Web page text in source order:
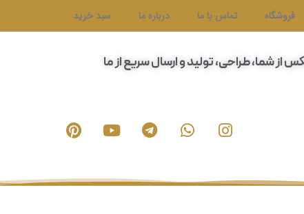
فروشگاه تماس با ما درباره ما سبد خرید
از شما، طراحی، تولید و ارسال سریع از ما